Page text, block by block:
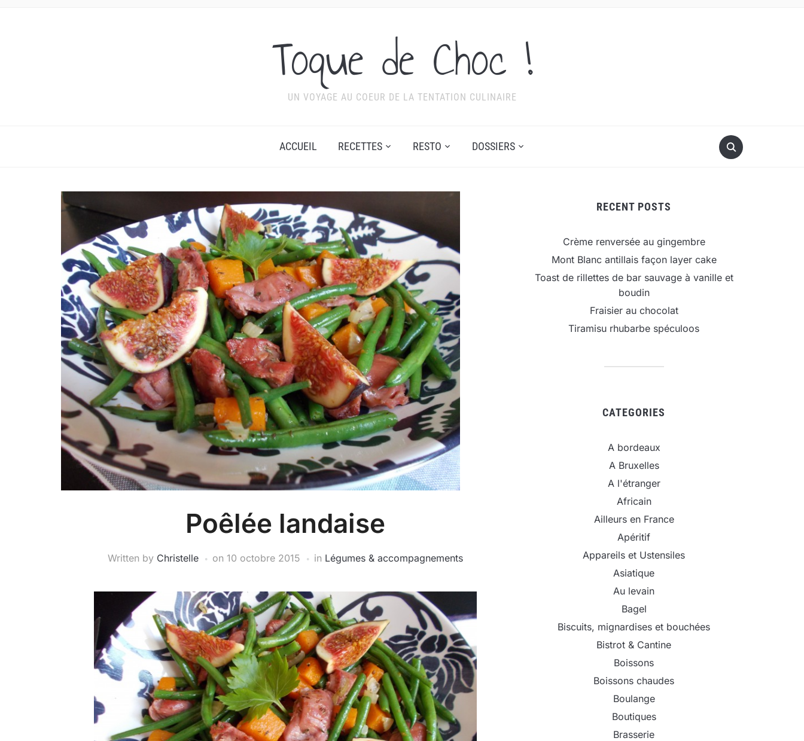
Toque de Choc !
UN VOYAGE AU COEUR DE LA TENTATION CULINAIRE
ACCUEIL RECETTES RESTO DOSSIERS
Poêlée landaise
Written by Christelle on 10 octobre 2015 in Légumes & accompagnements
RECENT POSTS
Crème renversée au gingembre
Mont Blanc antillais façon layer cake
Toast de rillettes de bar sauvage à vanille et
boudin
Fraisier au chocolat
Tiramisu rhubarbe spéculoos
CATEGORIES
A bordeaux
A Bruxelles
A l'étranger
Africain
Ailleurs en France
Apéritif
Appareils et Ustensiles
Asiatique
Au levain
Bagel
Biscuits, mignardises et bouchées
Bistrot & Cantine
Boissons
Boissons chaudes
Boulange
Boutiques
Brasserie